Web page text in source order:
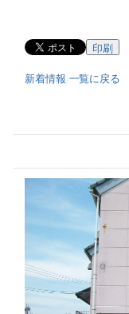
印刷
新着情報 一覧に戻る